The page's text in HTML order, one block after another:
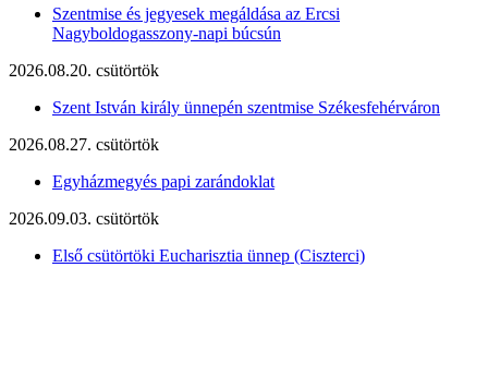
Szentmise és jegyesek megáldása az Ercsi
Nagyboldogasszony-napi búcsún
2026.08.20. csütörtök
Szent István király ünnepén szentmise Székesfehérváron
2026.08.27. csütörtök
Egyházmegyés papi zarándoklat
2026.09.03. csütörtök
Első csütörtöki Eucharisztia ünnep (Ciszterci)